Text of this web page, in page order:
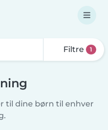
Filtre 1
til dine børn til enhver